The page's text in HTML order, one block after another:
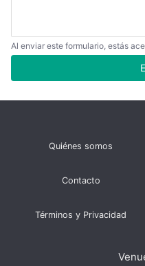
Al enviar este formulario, estás
Quiénes somos
Contacto
Términos y Privacidad